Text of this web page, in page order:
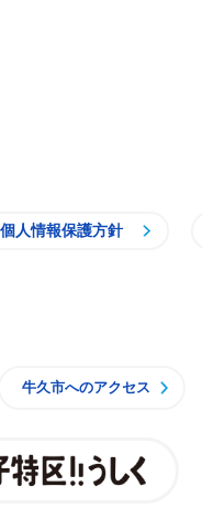
個人情報保護方針
牛久市へのアクセス